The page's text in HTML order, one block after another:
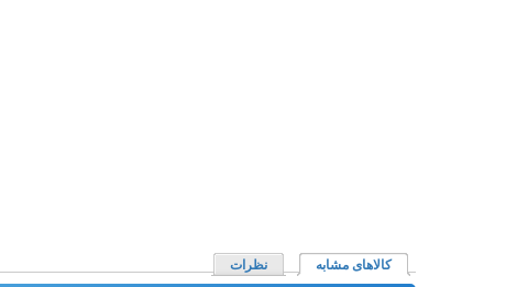
کالاهای مشابه (لبه فعال)نظرات